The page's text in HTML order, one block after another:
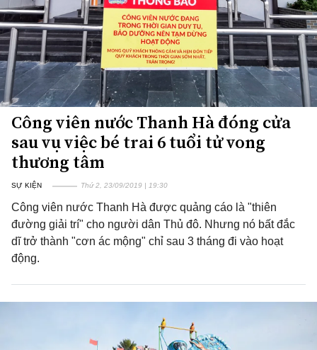
Công viên nước Thanh Hà đóng cửa
sau vụ việc bé trai 6 tuổi tử vong
thương tâm
SỰ KIỆN Thứ 2, 23/09/2019 | 19:30
Công viên nước Thanh Hà được quảng cáo là "thiên
đường giải trí" cho người dân Thủ đô. Nhưng nó bất đắc
dĩ trở thành "cơn ác mộng" chỉ sau 3 tháng đi vào hoạt
động.